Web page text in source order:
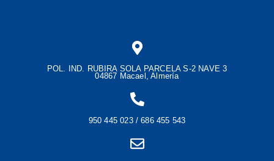
POL. IND. RUBIRA SOLA PARCELA S-2 NAVE 3
04867 Macael, Almería
950 445 023 / 686 455 543